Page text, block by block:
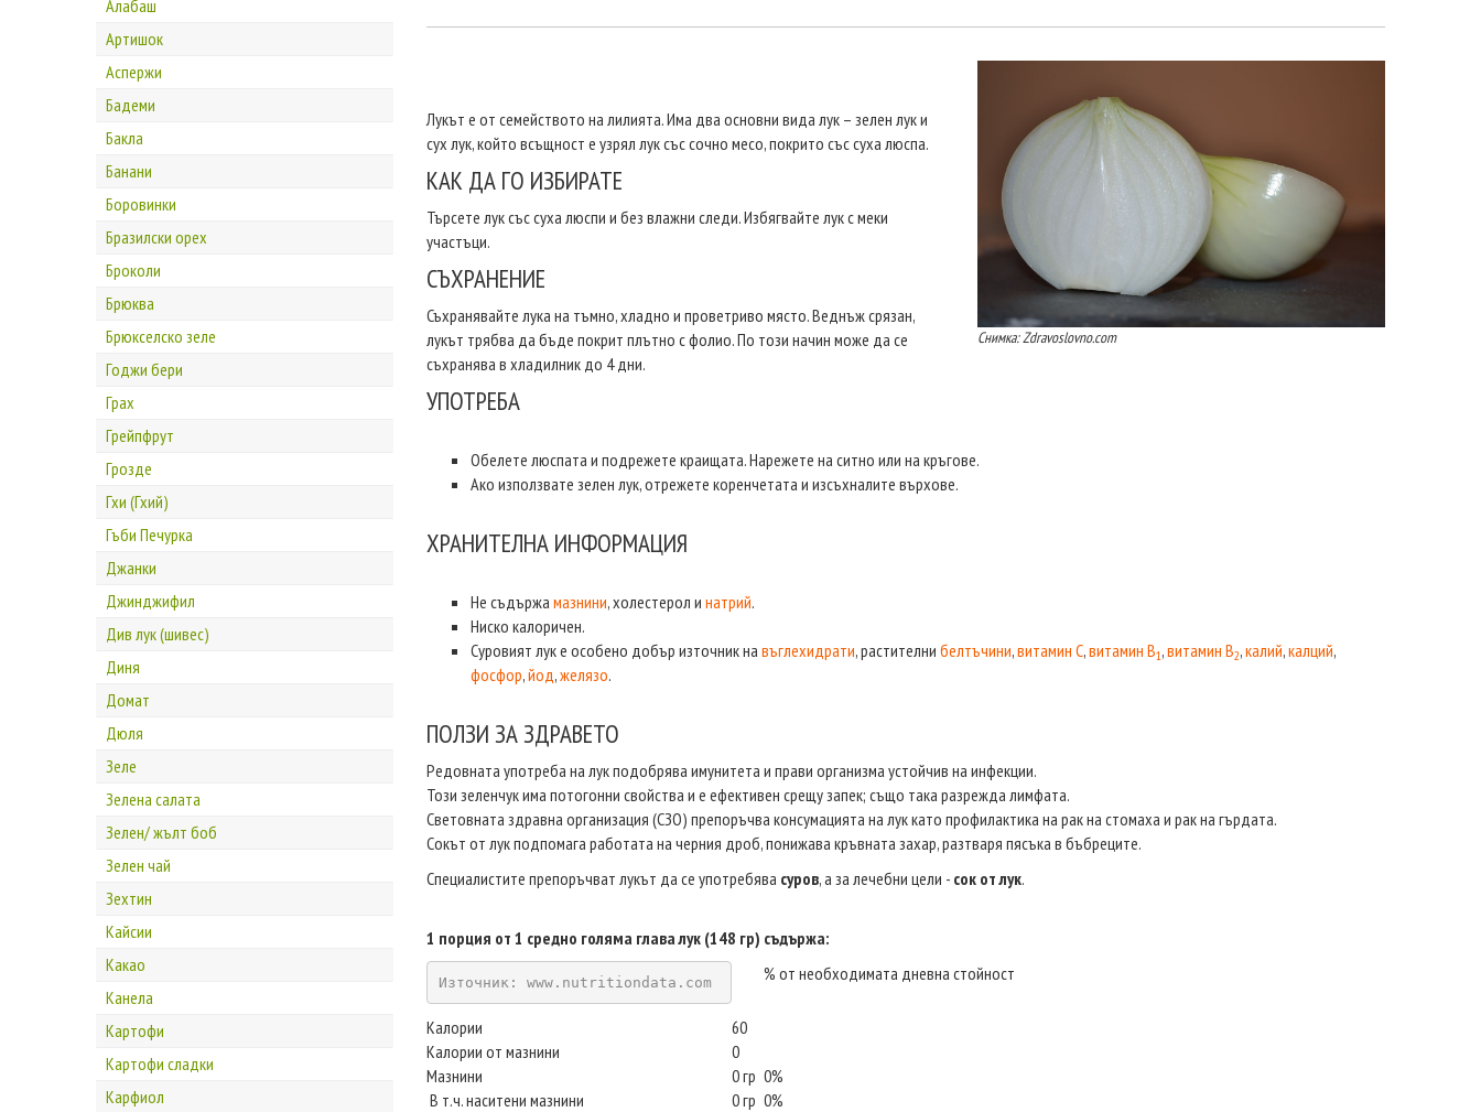
Алабаш
Артишок
Аспержи
Бадеми
Бакла
Банани
Боровинки
Бразилски орех
Броколи
Брюква
Брюкселско зеле
Годжи бери
Грах
Грейпфрут
Грозде
Гхи (Гхий)
Гъби Печурка
Джанки
Джинджифил
Див лук (шивес)
Диня
Домат
Дюля
Зеле
Зелена салата
Зелен/ жълт боб
Зелен чай
Зехтин
Кайсии
Какао
Канела
Картофи
Картофи сладки
Карфиол
Снимка: Zdravoslovno.com
Лукът е от семейството на лилията. Има два основни вида лук – зелен лук и
сух лук, който всъщност е узрял лук със сочно месо, покрито със суха люспа.
КАК ДА ГО ИЗБИРАТЕ
Търсете лук със суха люспи и без влажни следи. Избягвайте лук с меки
участъци.
СЪХРАНЕНИЕ
Съхранявайте лука на тъмно, хладно и проветриво място. Веднъж срязан,
лукът трябва да бъде покрит плътно с фолио. По този начин може да се
съхранява в хладилник до 4 дни.
УПОТРЕБА
Обелете люспата и подрежете краищата. Нарежете на ситно или на кръгове.
Ако използвате зелен лук, отрежете коренчетата и изсъхналите върхове.
ХРАНИТЕЛНА ИНФОРМАЦИЯ
Не съдържа мазнини, холестерол и натрий.
Ниско калоричен.
Суровият лук е особено добър източник на въглехидрати, растителни белтъчини,витамин C,витамин В1,витамин В2,калий,калций,
фосфор,йод,желязо.
ПОЛЗИ ЗА ЗДРАВЕТО
Редовната употреба на лук подобрява имунитета и прави организма устойчив на инфекции.
Този зеленчук има потогонни свойства и е ефективен срещу запек; също така разрежда лимфата.
Световната здравна организация (СЗО) препоръчва консумацията на лук като профилактика на рак на стомаха и рак на гърдата.
Сокът от лук подпомага работата на черния дроб, понижава кръвната захар, разтваря пясъка в бъбреците.
Специалистите препоръчват лукът да се употребява суров, а за лечебни цели - сок от лук.
1 порция от 1 средно голямa глава лук (148 гр) съдържа:
Източник: www.nutritiondata.com % от необходимата дневна стойност
Калории
60
Калории от мазнини
0
Мазнини
0 гр 0%
В т.ч. наситени мазнини
0 гр 0%